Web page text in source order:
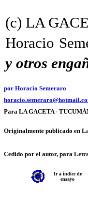
(c) LA
Horacio
y otros
por Horacio Semeraro
Para LA GACETA -
Originalmente publicado en
Cedido por el autor, para
Ir a índice de
ensayo